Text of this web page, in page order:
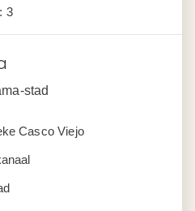
3
stad
Casco Viejo